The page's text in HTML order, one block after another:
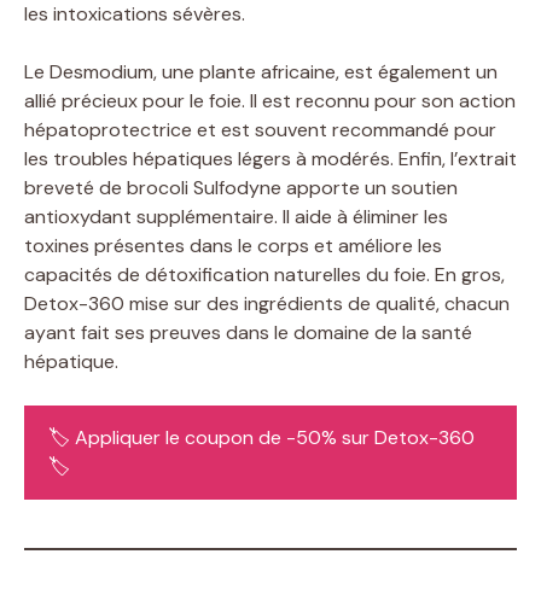
les intoxications sévères.
Le Desmodium, une plante africaine, est également un
allié précieux pour le foie. Il est reconnu pour son action
hépatoprotectrice et est souvent recommandé pour
les troubles hépatiques légers à modérés. Enfin, l’extrait
breveté de brocoli Sulfodyne apporte un soutien
antioxydant supplémentaire. Il aide à éliminer les
toxines présentes dans le corps et améliore les
capacités de détoxification naturelles du foie. En gros,
Detox-360 mise sur des ingrédients de qualité, chacun
ayant fait ses preuves dans le domaine de la santé
hépatique.
🏷️ Appliquer le coupon de -50% sur Detox-360
🏷️